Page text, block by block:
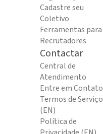
Cadastre seu
Coletivo
Ferramentas para
Recrutadores
Contactar
Central de
Atendimento
Entre em Contato
Termos de Serviço
(EN)
Política de